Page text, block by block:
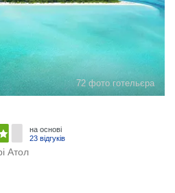
72 фото готельєра
на основі
23 відгуків
Атол